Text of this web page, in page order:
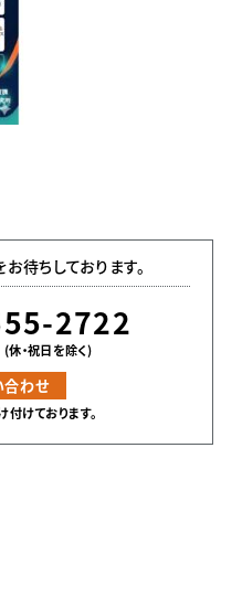
待ちしております。
2722
・祝日を除く)
合わせ
けております。